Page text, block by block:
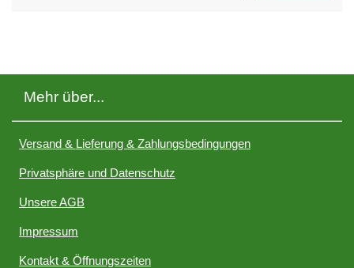
Mehr über...
Versand & Lieferung & Zahlungsbedingungen
Privatsphäre und Datenschutz
Unsere AGB
Impressum
Kontakt & Öffnungszeiten